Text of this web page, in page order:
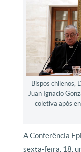
Bispos chilenos,
Juan Ignacio
coletiva após
A Conferência
sexta-feira, 18,